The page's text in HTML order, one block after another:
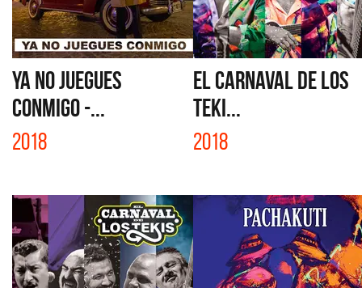
YA NO JUEGUES
CONMIGO -...
2018
EL CARNAVAL DE LOS
TEKI...
2018